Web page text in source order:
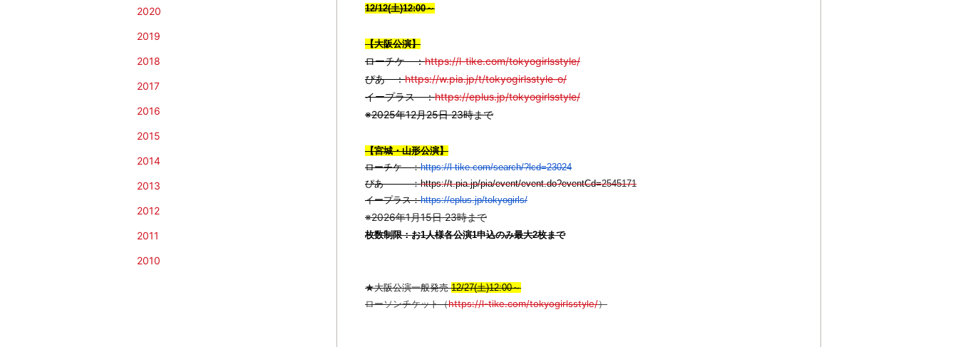
2020
2019
2018
2017
2016
2015
2014
2013
2012
2011
2010
12/12(土)12:00～
【大阪公演】
ローチケ ：https://l-tike.com/tokyogirlsstyle/
ぴあ ：https://w.pia.jp/t/tokyogirlsstyle-o/
イープラス ：https://eplus.jp/tokyogirlsstyle/
※2025年12月25日 23時まで
【宮城・山形公演】
ローチケ ：https://l-tike.com/search/?lcd=23024
ぴあ ：https://t.pia.jp/pia/event/event.do?eventCd=2545171
イープラス：https://eplus.jp/tokyogirls/
※2026年1月15日 23時まで
枚数制限：お1人様各公演1申込のみ最大2枚まで
★大阪公演一般発売12/27(土)12:00～
ローソンチケット（https://l-tike.com/tokyogirlsstyle/）